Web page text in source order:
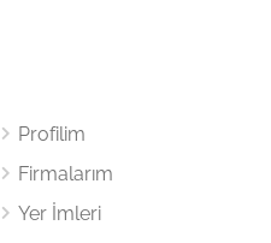
Profilim
Firmalarım
Yer İmleri